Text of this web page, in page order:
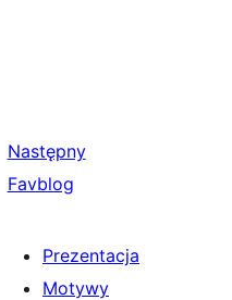
Następny
Favblog
Prezentacja
Motywy